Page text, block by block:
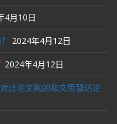
4月10日
2024年4月12日
2024年4月12日
比论文狗的和文思慧达论